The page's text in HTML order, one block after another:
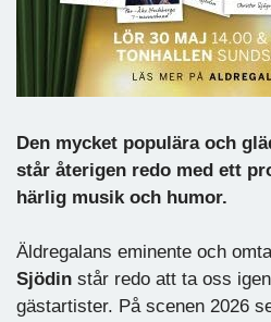
Den mycket populära och
står återigen redo med ett
härlig musik och humor.
Äldregalans eminente och
Sjödin står redo att ta oss
gästartister. På scenen 2026